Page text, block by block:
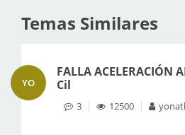
Temas Similares
YO
FALLA ACELERACIÓN
Cil
3 12500